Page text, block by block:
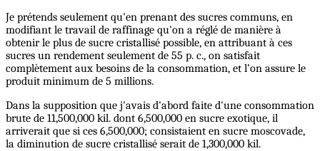
Je prétends seulement qu'en prenant des sucres communs, en
modifiant le travail de raffinage qu'on a réglé de manière à
obtenir le plus de sucre cristallisé possible, en attribuant à ces
sucres un rendement seulement de 55 p. c., on satisfait
complètement aux besoins de la consommation, et l’on assure le
produit minimum de 5 millions.
Dans la supposition que j'avais d'abord faite d'une consommation
brute de 11,500,000 kil. dont 6,500,000 en sucre exotique, il
arriverait que si ces 6,500,000; consistaient en sucre moscovade,
la diminution de sucre cristallisé serait de 1,300,000 kil.